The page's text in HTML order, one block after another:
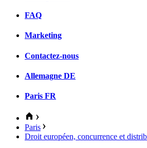
FAQ
Marketing
Contactez-nous
Allemagne DE
Paris FR
Paris
Droit européen, concurrence et